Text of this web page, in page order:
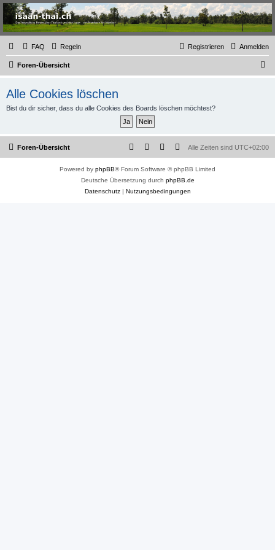
Thailand & Isaan Forum
- isaan-thai.ch
Das freundliche Forum über Thailand und den Isaan - von Membern für Member
FAQ Regeln Anmelden
Registrieren
Foren-Übersicht
Alle Cookies löschen
Bist du dir sicher, dass du alle Cookies des Boards löschen möchtest?
Foren-Übersicht Alle Zeiten sind UTC+02:00
Powered by phpBB® Forum Software © phpBB Limited
Deutsche Übersetzung durch phpBB.de
Datenschutz| Nutzungsbedingungen